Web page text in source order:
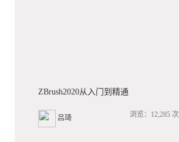
ZBrush2020从入门到精通
吕琦 浏览：12,285 次